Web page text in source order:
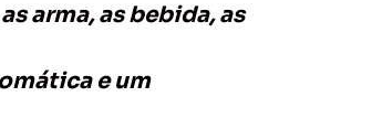
arma, as bebida, as
e um